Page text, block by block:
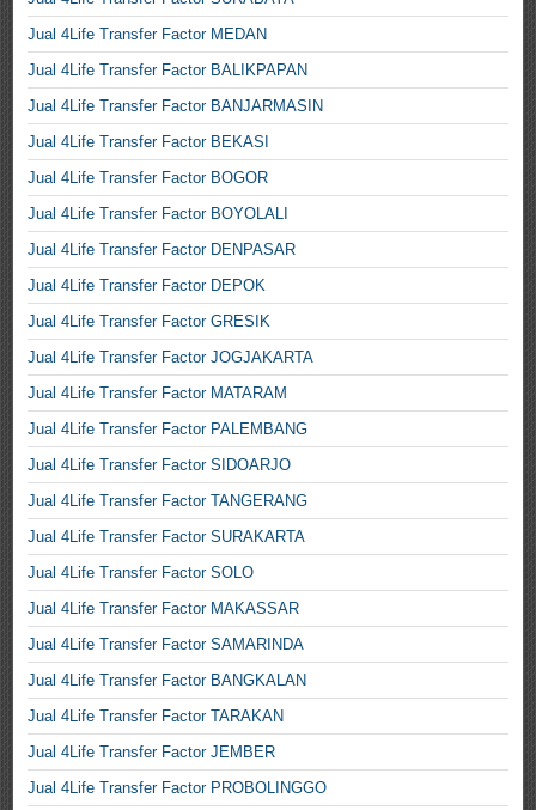
Jual 4Life Transfer Factor MEDAN
Jual 4Life Transfer Factor BALIKPAPAN
Jual 4Life Transfer Factor BANJARMASIN
Jual 4Life Transfer Factor BEKASI
Jual 4Life Transfer Factor BOGOR
Jual 4Life Transfer Factor BOYOLALI
Jual 4Life Transfer Factor DENPASAR
Jual 4Life Transfer Factor DEPOK
Jual 4Life Transfer Factor GRESIK
Jual 4Life Transfer Factor JOGJAKARTA
Jual 4Life Transfer Factor MATARAM
Jual 4Life Transfer Factor PALEMBANG
Jual 4Life Transfer Factor SIDOARJO
Jual 4Life Transfer Factor TANGERANG
Jual 4Life Transfer Factor SURAKARTA
Jual 4Life Transfer Factor SOLO
Jual 4Life Transfer Factor MAKASSAR
Jual 4Life Transfer Factor SAMARINDA
Jual 4Life Transfer Factor BANGKALAN
Jual 4Life Transfer Factor TARAKAN
Jual 4Life Transfer Factor JEMBER
Jual 4Life Transfer Factor PROBOLINGGO